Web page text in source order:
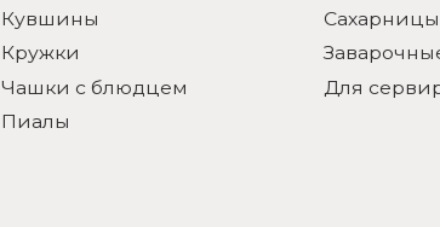
Кувшины
Кружки
Чашки с блюдцем
Пиалы
Сахарницы
Для